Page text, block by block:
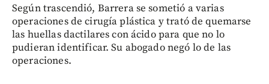
Según trascendió, Barrera se sometió a varias
operaciones de cirugía plástica y trató de quemarse
las huellas dactilares con ácido para que no lo
pudieran identificar. Su abogado negó lo de las
operaciones.